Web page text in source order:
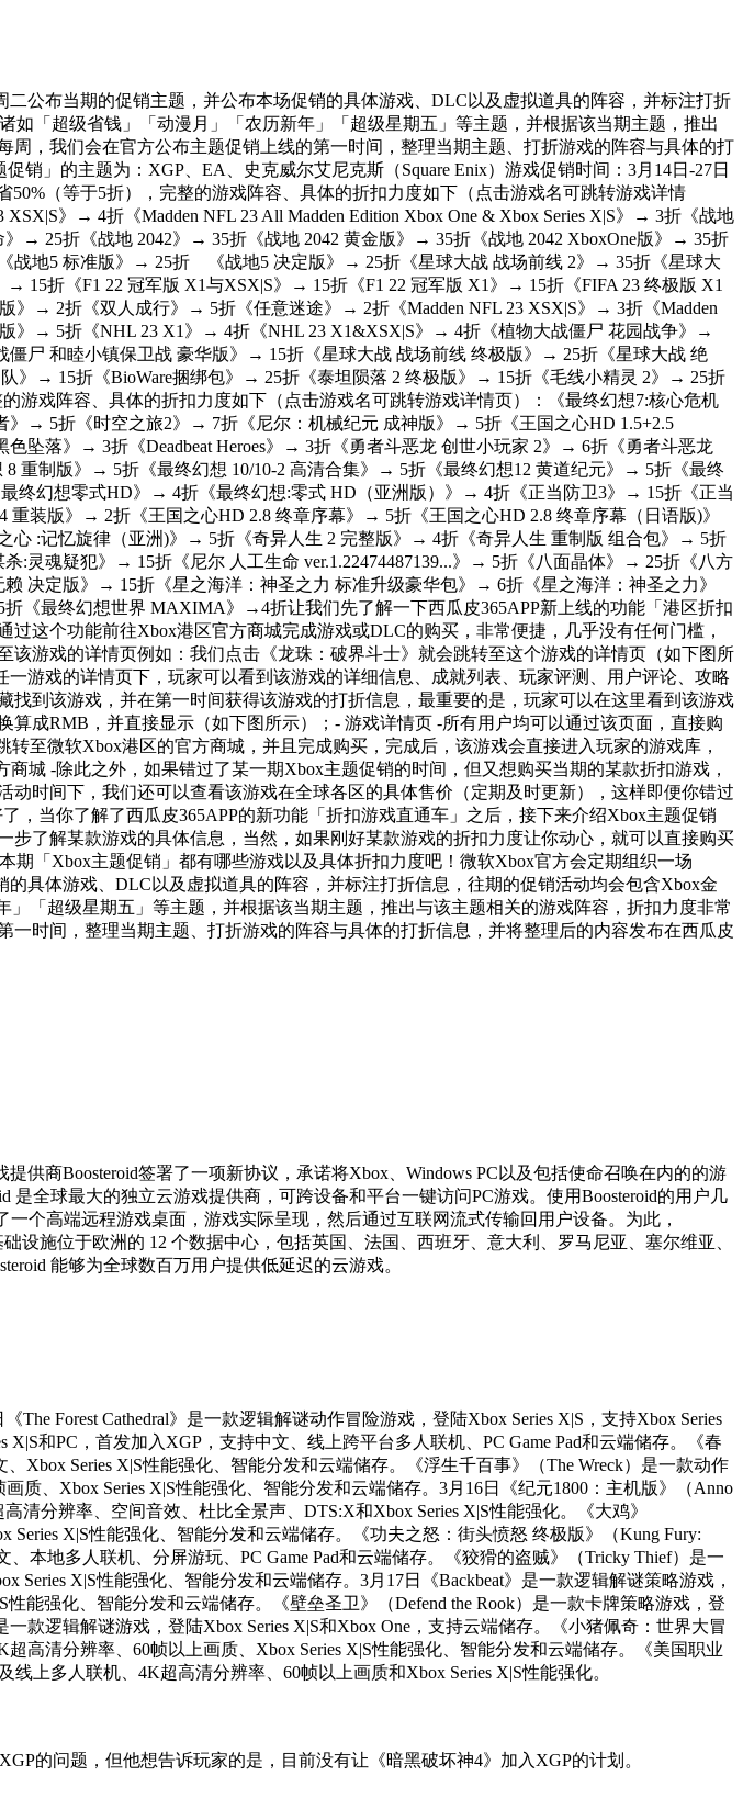
公布当期的促销主题，并公布本场促销的具体游戏、DLC以及虚拟道具的阵容，并标注打折
「超级省钱」「动漫月」「农历新年」「超级星期五」等主题，并根据该当期主题，推出
，我们会在官方公布主题促销上线的第一时间，整理当期主题、打折游戏的阵容与具体的打
」的主题为：XGP、EA、史克威尔艾尼克斯（Square Enix）游戏促销时间：3月14日-27日
（等于5折），完整的游戏阵容、具体的折扣力度如下（点击游戏名可跳转游戏详情
》→ 4折《Madden NFL 23 All Madden Edition Xbox One & Xbox Series X|S》→ 3折《战地
25折《战地 2042》→ 35折《战地 2042 黄金版》→ 35折《战地 2042 XboxOne版》→ 35折
战地5 标准版》→ 25折 《战地5 决定版》→ 25折《星球大战 战场前线 2》→ 35折《星球大
15折《F1 22 冠军版 X1与XSX|S》→ 15折《F1 22 冠军版 X1》→ 15折《FIFA 23 终极版 X1
→ 2折《双人成行》→ 5折《任意迷途》→ 2折《Madden NFL 23 XSX|S》→ 3折《Madden
→ 5折《NHL 23 X1》→ 4折《NHL 23 X1&XSX|S》→ 4折《植物大战僵尸 花园战争》→
尸 和睦小镇保卫战 豪华版》→ 15折《星球大战 战场前线 终极版》→ 25折《星球大战 绝
→ 15折《BioWare捆绑包》→ 25折《泰坦陨落 2 终极版》→ 15折《毛线小精灵 2》→ 25折
游戏阵容、具体的折扣力度如下（点击游戏名可跳转游戏详情页）：《最终幻想7:核心危机
→ 5折《时空之旅2》→ 7折《尼尔：机械纪元 成神版》→ 5折《王国之心HD 1.5+2.5
落》→ 3折《Deadbeat Heroes》→ 3折《勇者斗恶龙 创世小玩家 2》→ 6折《勇者斗恶龙
重制版》→ 5折《最终幻想 10/10-2 高清合集》→ 5折《最终幻想12 黄道纪元》→ 5折《最终
终幻想零式HD》→ 4折《最终幻想:零式 HD（亚洲版）》→ 4折《正当防卫3》→ 15折《正当
装版》→ 2折《王国之心HD 2.8 终章序幕》→ 5折《王国之心HD 2.8 终章序幕（日语版)》
:记忆旋律（亚洲)》→ 5折《奇异人生 2 完整版》→ 4折《奇异人生 重制版 组合包》→ 5折
灵魂疑犯》→ 15折《尼尔 人工生命 ver.1.22474487139...》→ 5折《八面晶体》→ 25折《八方
定版》→ 15折《星之海洋：神圣之力 标准升级豪华包》→ 6折《星之海洋：神圣之力》
最终幻想世界 MAXIMA》→4折让我们先了解一下西瓜皮365APP新上线的功能「港区折扣
这个功能前往Xbox港区官方商城完成游戏或DLC的购买，非常便捷，几乎没有任何门槛，
游戏的详情页例如：我们点击《龙珠：破界斗士》就会跳转至这个游戏的详情页（如下图所
游戏的详情页下，玩家可以看到该游戏的详细信息、成就列表、玩家评测、用户评论、攻略
到该游戏，并在第一时间获得该游戏的打折信息，最重要的是，玩家可以在这里看到该游戏
成RMB，并直接显示（如下图所示）；- 游戏详情页 -所有用户均可以通过该页面，直接购
至微软Xbox港区的官方商城，并且完成购买，完成后，该游戏会直接进入玩家的游戏库，
城 -除此之外，如果错过了某一期Xbox主题促销的时间，但又想购买当期的某款折扣游戏，
时间下，我们还可以查看该游戏在全球各区的具体售价（定期及时更新），这样即便你错过
当你了解了西瓜皮365APP的新功能「折扣游戏直通车」之后，接下来介绍Xbox主题促销
了解某款游戏的具体信息，当然，如果刚好某款游戏的折扣力度让你动心，就可以直接购买
期「Xbox主题促销」都有哪些游戏以及具体折扣力度吧！微软Xbox官方会定期组织一场
具体游戏、DLC以及虚拟道具的阵容，并标注打折信息，往期的促销活动均会包含Xbox金
「超级星期五」等主题，并根据该当期主题，推出与该主题相关的游戏阵容，折扣力度非常
时间，整理当期主题、打折游戏的阵容与具体的打折信息，并将整理后的内容发布在西瓜皮
供商Boosteroid签署了一项新协议，承诺将Xbox、Windows PC以及包括使命召唤在内的的游
全球最大的独立云游戏提供商，可跨设备和平台一键访问PC游戏。使用Boosteroid的用户几
个高端远程游戏桌面，游戏实际呈现，然后通过互联网流式传输回用户设备。为此，
设施位于欧洲的 12 个数据中心，包括英国、法国、西班牙、意大利、罗马尼亚、塞尔维亚、
能够为全球数百万用户提供低延迟的云游戏。
Forest Cathedral》是一款逻辑解谜动作冒险游戏，登陆Xbox Series X|S，支持Xbox Series
和PC，首发加入XGP，支持中文、线上跨平台多人联机、PC Game Pad和云端储存。《春
Xbox Series X|S性能强化、智能分发和云端储存。《浮生千百事》（The Wreck）是一款动作
质、Xbox Series X|S性能强化、智能分发和云端储存。3月16日《纪元1800：主机版》（Anno
清分辨率、空间音效、杜比全景声、DTS:X和Xbox Series X|S性能强化。《大鸡》
Series X|S性能强化、智能分发和云端储存。《功夫之怒：街头愤怒 终极版》（Kung Fury:
、本地多人联机、分屏游玩、PC Game Pad和云端储存。《狡猾的盗贼》（Tricky Thief）是一
X|S性能强化、智能分发和云端储存。3月17日《Backbeat》是一款逻辑解谜策略游戏，
能强化、智能分发和云端储存。《壁垒圣卫》（Defend the Rook）是一款卡牌策略游戏，登
一款逻辑解谜游戏，登陆Xbox Series X|S和Xbox One，支持云端储存。《小猪佩奇：世界大冒
超高清分辨率、60帧以上画质、Xbox Series X|S性能强化、智能分发和云端储存。《美国职业
上多人联机、4K超高清分辨率、60帧以上画质和Xbox Series X|S性能强化。
的问题，但他想告诉玩家的是，目前没有让《暗黑破坏神4》加入XGP的计划。